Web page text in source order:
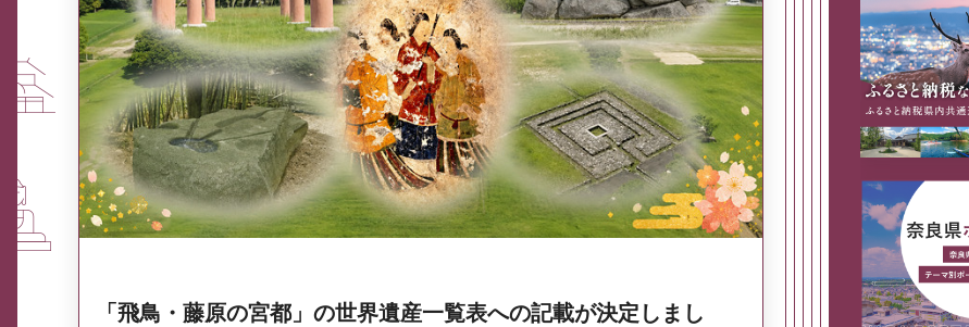
「飛鳥・藤原の宮都」の世界遺産一覧表への記載が決定しまし
ふるさと納税なら、奈良 奈良県政策集